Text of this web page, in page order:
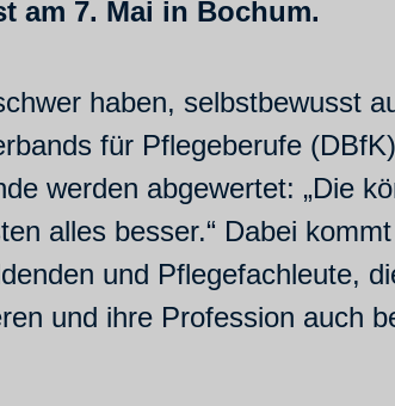
am 7. Mai in Bochum.
haben, selbstbewusst
für Pflegeberufe
werden abgewertet: „Die
alles besser.“ Dabei
und Pflegefachleute,
und ihre Profession auch